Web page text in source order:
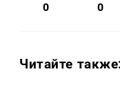
0 0
Читайте